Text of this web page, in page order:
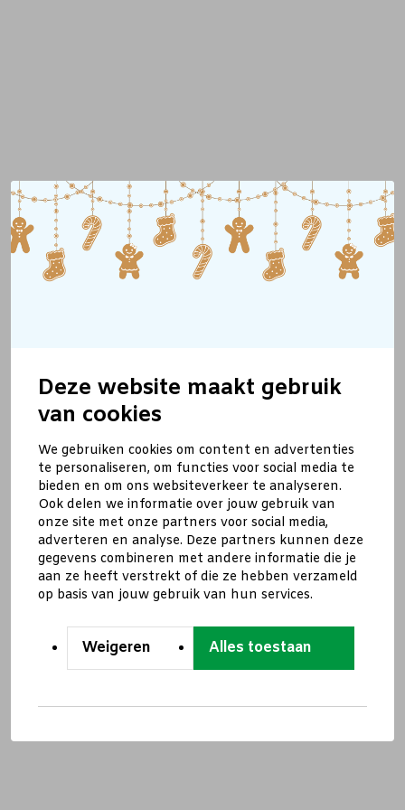
Deze website maakt gebruik
van cookies
We gebruiken cookies om content en advertenties
te personaliseren, om functies voor social media te
bieden en om ons websiteverkeer te analyseren.
Ook delen we informatie over jouw gebruik van
onze site met onze partners voor social media,
adverteren en analyse. Deze partners kunnen deze
gegevens combineren met andere informatie die je
aan ze heeft verstrekt of die ze hebben verzameld
op basis van jouw gebruik van hun services.
Weigeren Alles toestaan